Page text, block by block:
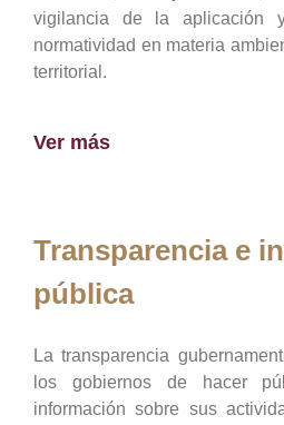
vigilancia de la aplicación
normatividad en materia
territorial.
Ver más
Transparencia e
pública
La transparencia
los gobiernos de hacer
información sobre sus